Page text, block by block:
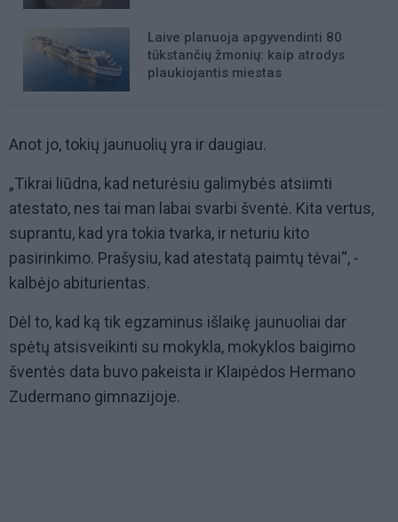
Laive planuoja apgyvendinti 80
tūkstančių žmonių: kaip atrodys
plaukiojantis miestas
Anot jo, tokių jaunuolių yra ir daugiau.
„Tikrai liūdna, kad neturėsiu galimybės atsiimti
atestato, nes tai man labai svarbi šventė. Kita vertus,
suprantu, kad yra tokia tvarka, ir neturiu kito
pasirinkimo. Prašysiu, kad atestatą paimtų tėvai“, -
kalbėjo abiturientas.
Dėl to, kad ką tik egzaminus išlaikę jaunuoliai dar
spėtų atsisveikinti su mokykla, mokyklos baigimo
šventės data buvo pakeista ir Klaipėdos Hermano
Zudermano gimnazijoje.